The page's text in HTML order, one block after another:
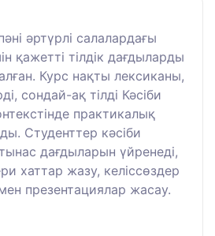
әртүрлі салалардағы
қажетті тілдік дағдыларды
Курс нақты лексиканы,
сондай-ақ тілді Кәсіби
практикалық
Студенттер кәсіби
дағдыларын үйренеді,
хаттар жазу, келіссөздер
презентациялар жасау.